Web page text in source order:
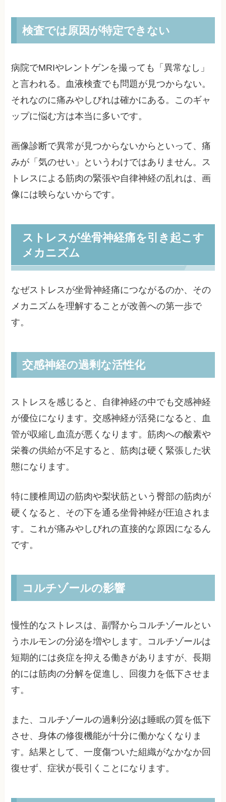
検査では原因が特定できない
病院でMRIやレントゲンを撮っても「異常なし」
と言われる。血液検査でも問題が見つからない。
それなのに痛みやしびれは確かにある。このギャ
ップに悩む方は本当に多いです。
画像診断で異常が見つからないからといって、痛
みが「気のせい」というわけではありません。ス
トレスによる筋肉の緊張や自律神経の乱れは、画
像には映らないからです。
ストレスが坐骨神経痛を引き起こす
メカニズム
なぜストレスが坐骨神経痛につながるのか、その
メカニズムを理解することが改善への第一歩で
す。
交感神経の過剰な活性化
ストレスを感じると、自律神経の中でも交感神経
が優位になります。交感神経が活発になると、血
管が収縮し血流が悪くなります。筋肉への酸素や
栄養の供給が不足すると、筋肉は硬く緊張した状
態になります。
特に腰椎周辺の筋肉や梨状筋という臀部の筋肉が
硬くなると、その下を通る坐骨神経が圧迫されま
す。これが痛みやしびれの直接的な原因になるん
です。
コルチゾールの影響
慢性的なストレスは、副腎からコルチゾールとい
うホルモンの分泌を増やします。コルチゾールは
短期的には炎症を抑える働きがありますが、長期
的には筋肉の分解を促進し、回復力を低下させま
す。
また、コルチゾールの過剰分泌は睡眠の質を低下
させ、身体の修復機能が十分に働かなくなりま
す。結果として、一度傷ついた組織がなかなか回
復せず、症状が長引くことになります。